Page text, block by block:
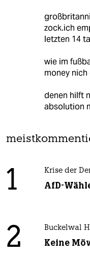
zock.ich
letzten 14
wie im
money
denen hilft
absolution
1 Krise der
AfD-
2 Buckelwal
Keine